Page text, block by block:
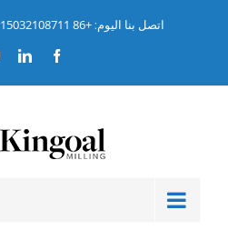
اتصل بنا اليوم: +86 15032108711
فيسبوك